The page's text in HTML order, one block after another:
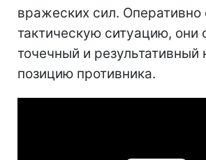
вражеских сил. Оперативно
тактическую ситуацию, они
точечный и результативный
позицию противника.